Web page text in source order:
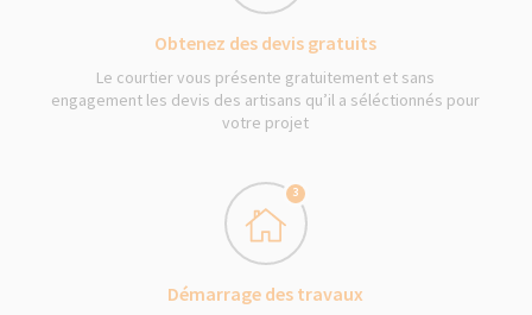
Obtenez des devis gratuits
Le courtier vous présente gratuitement et sans
engagement les devis des artisans qu’il a séléctionnés pour
votre projet
3
Démarrage des travaux